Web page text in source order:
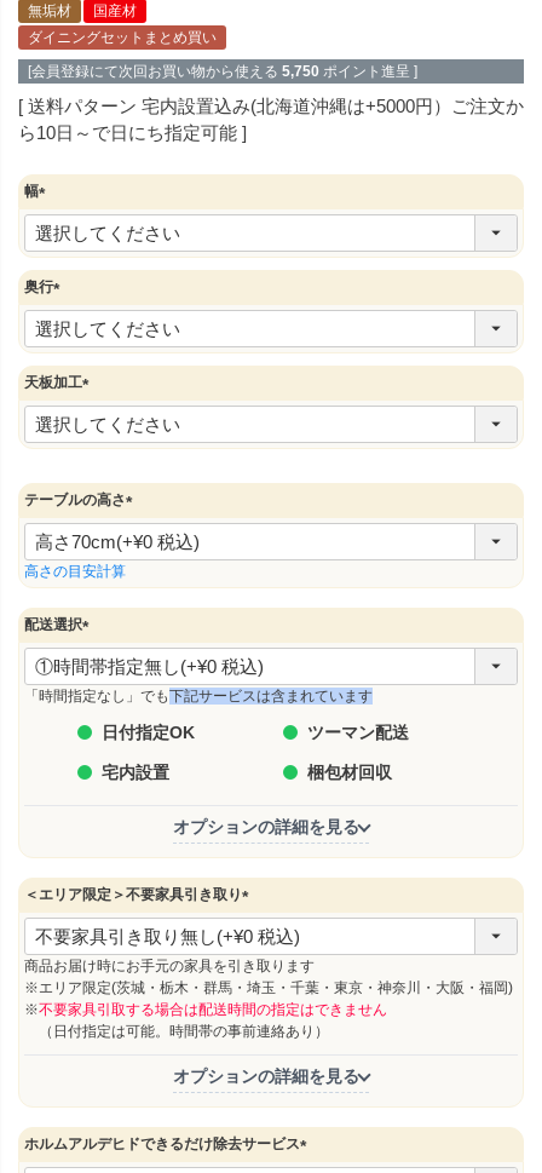
無垢材
国産材
ダイニングセットまとめ買い
[会員登録にて次回お買い物から使える 5,750 ポイント進呈 ]
送料パターン 宅内設置込み(北海道沖縄は+5000円）ご注文か
ら10日～で日にち指定可能
幅
(
必
須
)
奥行
(
必
須
)
天板加工
(
必
須
テーブルの高さ
(
必
)
高さの目安計算
配送選択
(
必
須
「時間指定なし」でも下記サービスは含まれています
日付指定OK ツーマン配送
宅内設置 梱包材回収
オプションの詳細を見る
＜エリア限定＞不要家具引き取り
(
必
須
商品お届け時にお手元の家具を引き取ります
※エリア限定(茨城・栃木・群馬・埼玉・千葉・東京・神奈川・大阪・福岡)
※不要家具引取する場合は配送時間の指定はできません
（日付指定は可能。時間帯の事前連絡あり）
オプションの詳細を見る
ホルムアルデヒドできるだけ除去サービス